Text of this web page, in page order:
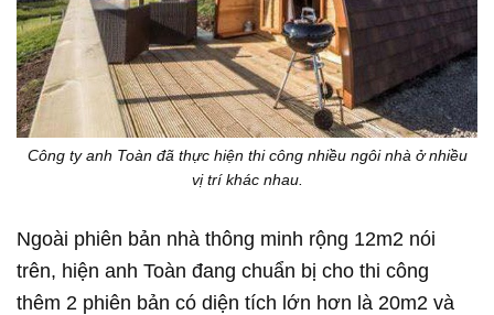
Công ty anh Toàn đã thực hiện thi công nhiều ngôi nhà ở nhiều
vị trí khác nhau.
Ngoài phiên bản nhà thông minh rộng 12m2 nói
trên, hiện anh Toàn đang chuẩn bị cho thi công
thêm 2 phiên bản có diện tích lớn hơn là 20m2 và